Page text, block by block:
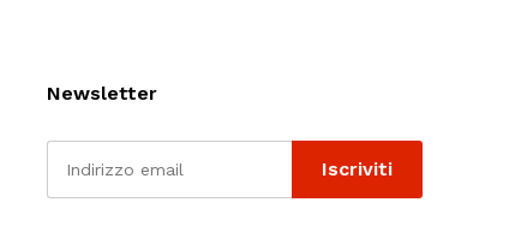
Newsletter